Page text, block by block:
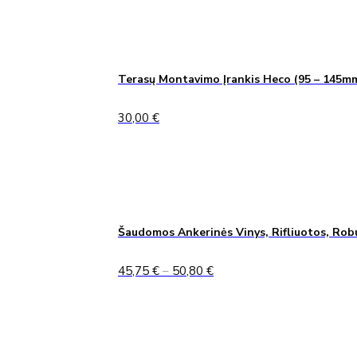
Terasų Montavimo Įrankis Heco (95 –
30,00 €
Šaudomos Ankerinės Vinys, Rifliuotos,
45,75 € – 50,80 €Price